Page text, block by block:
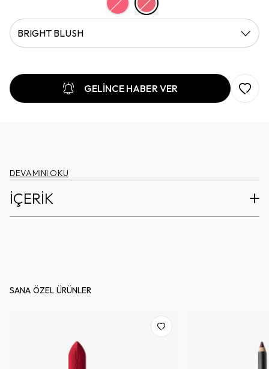
BRIGHT BLUSH
GELİNCE HABER VER
DEVAMINI OKU
İÇERİK
SANA ÖZEL ÜRÜNLER